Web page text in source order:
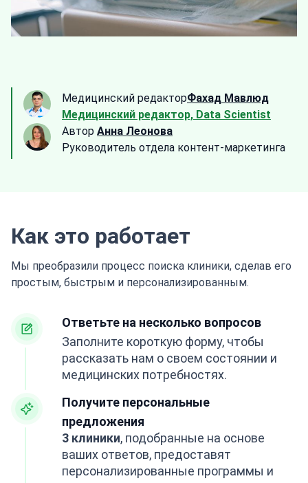
Медицинский редакторФахад Мавлюд
Медицинский редактор, Data Scientist
Автор Анна Леонова
Руководитель отдела контент-маркетинга
Как это работает
Мы преобразили процесс поиска клиники, сделав его
простым, быстрым и персонализированным.
Ответьте на несколько вопросов
Заполните короткую форму, чтобы
рассказать нам о своем состоянии и
медицинских потребностях.
Получите персональные
предложения
3 клиники, подобранные на основе
ваших ответов, предоставят
персонализированные программы и